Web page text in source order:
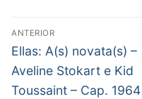
Navegação
de
Post
ANTERIOR
Post
anterior:
Ellas: A(s) novata(s) –
Aveline Stokart e Kid
Toussaint – Cap. 1964